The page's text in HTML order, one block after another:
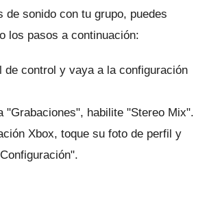
de sonido con tu grupo, puedes
los pasos a continuación:
de control y vaya a la configuración
"Grabaciones", habilite "Stereo Mix".
Xbox, toque su foto de perfil y